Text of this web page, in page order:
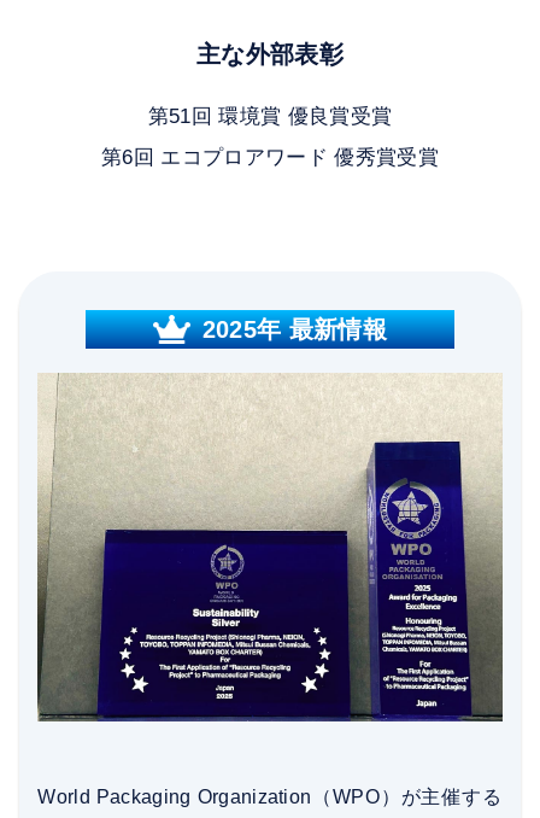
主な外部表彰
第51回 環境賞 優良賞受賞
第6回 エコプロアワード 優秀賞受賞
2025年 最新情報
World Packaging Organization（WPO）が主催する